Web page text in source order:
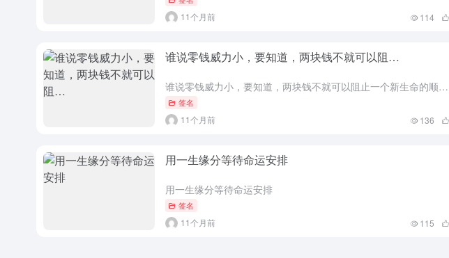
11个月前 114
谁说零钱威力小，要知道，两块钱不就可以阻…
谁说零钱威力小，要知道，两块钱不就可以阻止一个新生命的顺利产生
签名
11个月前 136
用一生缘分等待命运安排
用一生缘分等待命运安排
签名
11个月前 115